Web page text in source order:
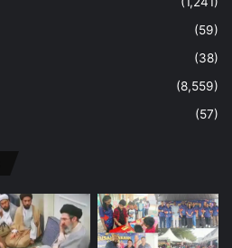
(59)
(38)
(8,559)
(57)